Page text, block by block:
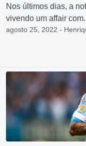
Nos últimos dias, a
vivendo um affair
agosto 25, 2022 -